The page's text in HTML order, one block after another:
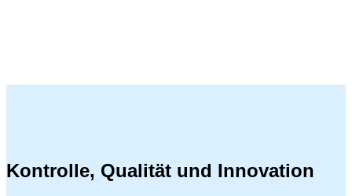
Kontrolle, Qualität und Innovation